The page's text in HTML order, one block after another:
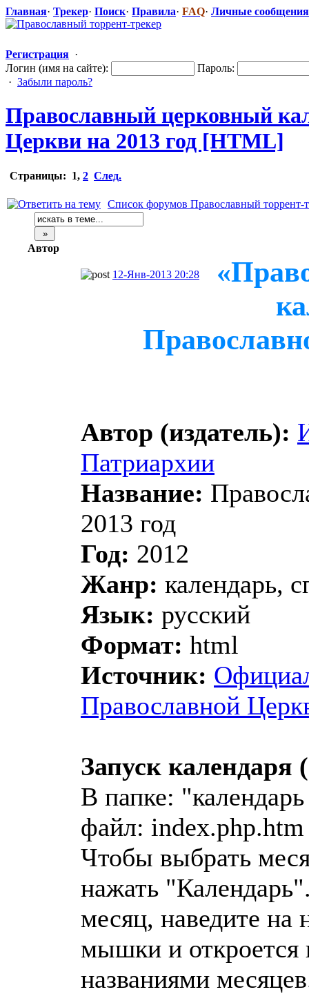
Главная· Трекер· Поиск· Правила· FAQ· Личные сообщения
Регистрация ·
Логин (имя на сайте):
Пароль:
· Забыли пароль?
Православный церковный
Церкви на 2013 год [HTML]
Страницы: 1, 2 След.
Список форумов Православный торрент-
Автор
12-Янв-2013 20:28
Автор (издатель):
Патриархии
Название:
2013 год
Год: 2012
Жанр: календарь,
Язык: русский
Формат: html
Источник:
Православной
Запуск календаря
В папке:
файл: index.php.htm
Чтобы выбрать
нажать
месяц, наведите на
мышки и
названиями